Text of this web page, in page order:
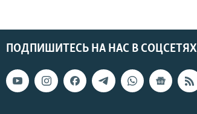
ПОДПИШИТЕСЬ НА НАС В СОЦСЕТЯХ